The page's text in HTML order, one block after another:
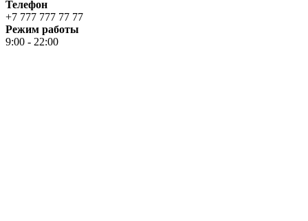
Телефон
+7 777 777 77 77
Режим работы
9:00 - 22:00